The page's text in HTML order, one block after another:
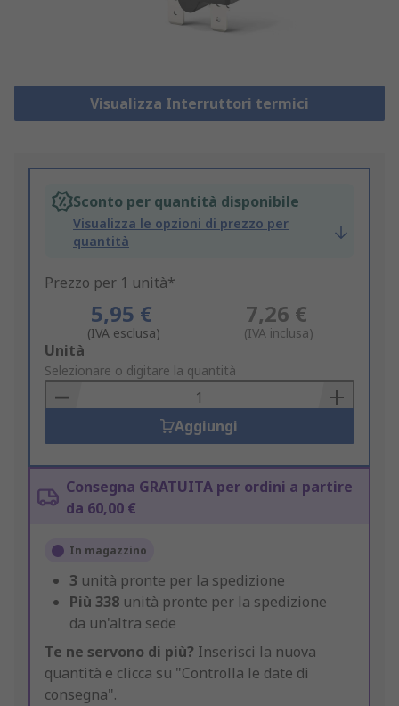
Visualizza Interruttori termici
Sconto per quantità disponibile
Visualizza le opzioni di prezzo per
quantità
Prezzo per 1 unità*
5,95 €
(IVA esclusa)
7,26 €
(IVA inclusa)
Add
to
Basket
Unità
Selezionare o digitare la quantità
Aggiungi
Consegna GRATUITA per ordini a partire
da 60,00 €
In magazzino
3 unità pronte per la spedizione
Più 338 unità pronte per la spedizione
da un'altra sede
Te ne servono di più? Inserisci la nuova
quantità e clicca su "Controlla le date di
consegna".